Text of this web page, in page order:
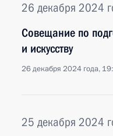
26 декабря 2024
Совещание по
и искусству
26 декабря 2024 года,
25 декабря 2024